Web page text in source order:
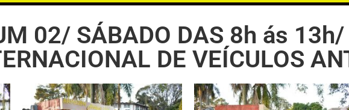
02/ SÁBADO DAS 8h ás 13h/
DE VEÍCULOS